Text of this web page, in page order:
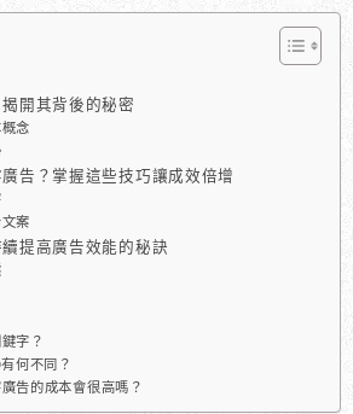
開其背後的秘密
念
告？掌握這些技巧讓成效倍增
案
提高廣告效能的秘訣
字？
何不同？
告的成本會很高嗎？